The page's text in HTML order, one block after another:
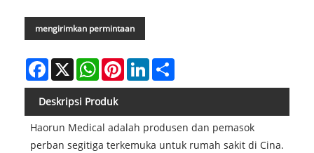
mengirimkan permintaan
Facebook
X WhatsAppPinterestLinkedIn
Deskripsi Produk
Haorun Medical adalah produsen dan pemasok
perban segitiga terkemuka untuk rumah sakit di Cina.